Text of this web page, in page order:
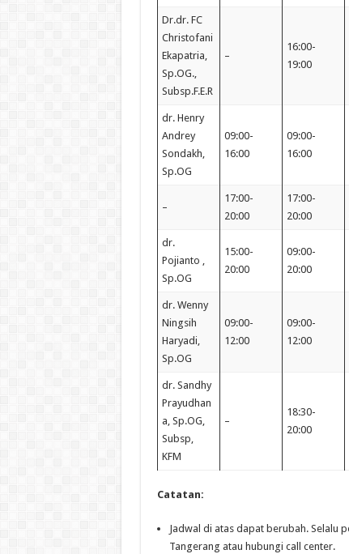
Dr.dr. FC
Christofani
Ekapatria,
Sp.OG.,
Subsp.F.E.R
–
16:00-
19:00
dr. Henry
Andrey
Sondakh,
Sp.OG
09:00-
16:00
09:00-
16:00
–
17:00-
20:00
17:00-
20:00
dr.
Pojianto ,
Sp.OG
15:00-
20:00
09:00-
20:00
dr. Wenny
Ningsih
Haryadi,
Sp.OG
09:00-
12:00
09:00-
12:00
dr. Sandhy
Prayudhan
a, Sp.OG,
Subsp,
KFM
–
18:30-
20:00
Catatan:
Jadwal di atas dapat berubah. Selalu
Tangerang atau hubungi call center.